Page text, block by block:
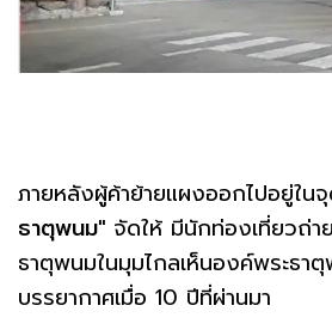
ภายหลังผู้ค้าย้ายแผงออกไปอยู่ใน
ธาตุพนม" จัดให้ มีนักท่องเที่ยวถ่
ธาตุพนมในมุมไกลเห็นองค์พระธา
บรรยากาศเมื่อ 10 ปีที่ผ่านมา